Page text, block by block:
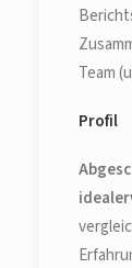
Team
Profil